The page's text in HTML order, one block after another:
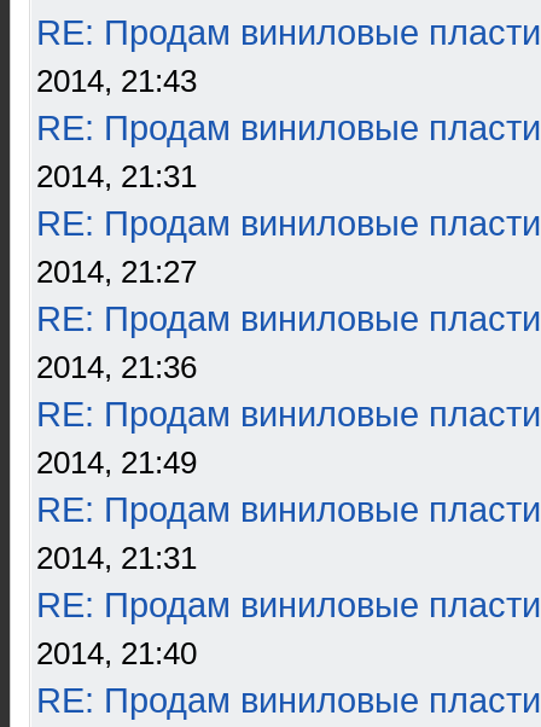
RE: Продам виниловые
2014, 21:43
RE: Продам виниловые
2014, 21:31
RE: Продам виниловые
2014, 21:27
RE: Продам виниловые
2014, 21:36
RE: Продам виниловые
2014, 21:49
RE: Продам виниловые
2014, 21:31
RE: Продам виниловые
2014, 21:40
RE: Продам виниловые